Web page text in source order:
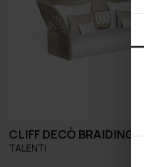
CLIFF DECÒ BRAIDING
TALENTI